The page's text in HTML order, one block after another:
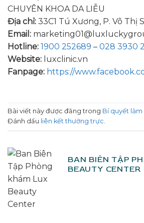
CHUYÊN KHOA DA LIỄU
Địa chỉ: 33C1 Tú Xương, P. Võ Thị
Email:
Hotline: 1900 252689 – 028 3930
Website: luxclinic.vn
Fanpage: https://
Bài viết này được đăng trong Bí quyết làm
Đánh dấu liên kết thường trực.
BAN BIÊN TẬP
BEAUTY CENTER